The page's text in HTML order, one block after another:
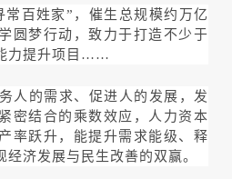
常百姓家”，催生总规模约万亿
圆梦行动，致力于打造不少于
力提升项目……
人的需求、促进人的发展，发
密结合的乘数效应，人力资本
率跃升，能提升需求能级、释
济发展与民生改善的双赢。